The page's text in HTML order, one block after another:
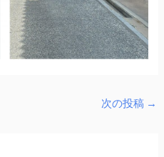
次の投稿 →